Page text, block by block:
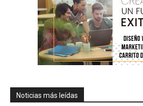
Noticias más leídas